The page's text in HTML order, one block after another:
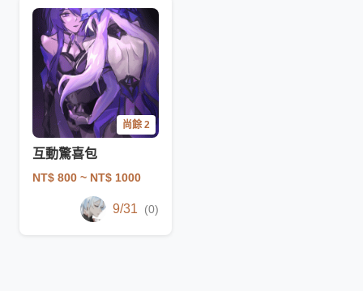
尚餘 2
互動驚喜包
NT$ 800 ~ NT$ 1000
9/31 (0)